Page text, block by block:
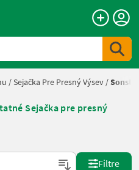
/Sejačka Pre Presný Výsev /
Sejačka pre presný
Filtre